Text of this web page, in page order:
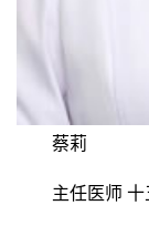
蔡莉
主任医师 十